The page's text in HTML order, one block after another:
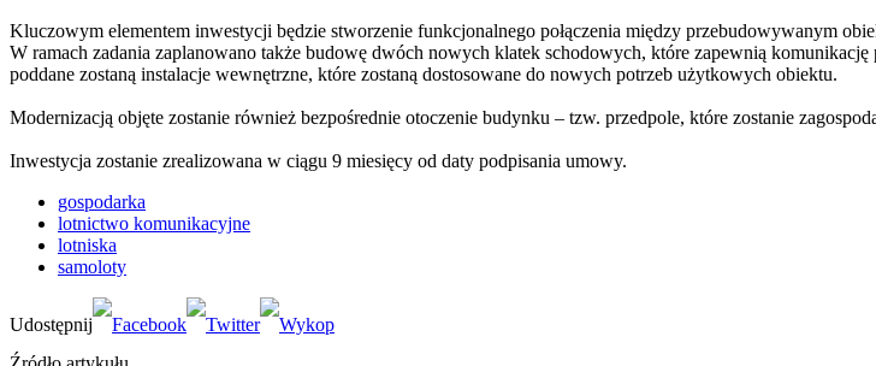
Kluczowym elementem inwestycji będzie stworzenie funkcjonalnego połączenia między przebudowywanym
W ramach zadania zaplanowano także budowę dwóch nowych klatek schodowych, które zapewnią
poddane zostaną instalacje wewnętrzne, które zostaną dostosowane do nowych potrzeb użytkowych obiektu.
Modernizacją objęte zostanie również bezpośrednie otoczenie budynku – tzw. przedpole, które zostanie
Inwestycja zostanie zrealizowana w ciągu 9 miesięcy od daty podpisania umowy.
gospodarka
lotnictwo komunikacyjne
lotniska
samoloty